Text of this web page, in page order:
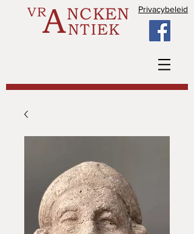
VRANTIEK
Privacybeleid
NCKEN